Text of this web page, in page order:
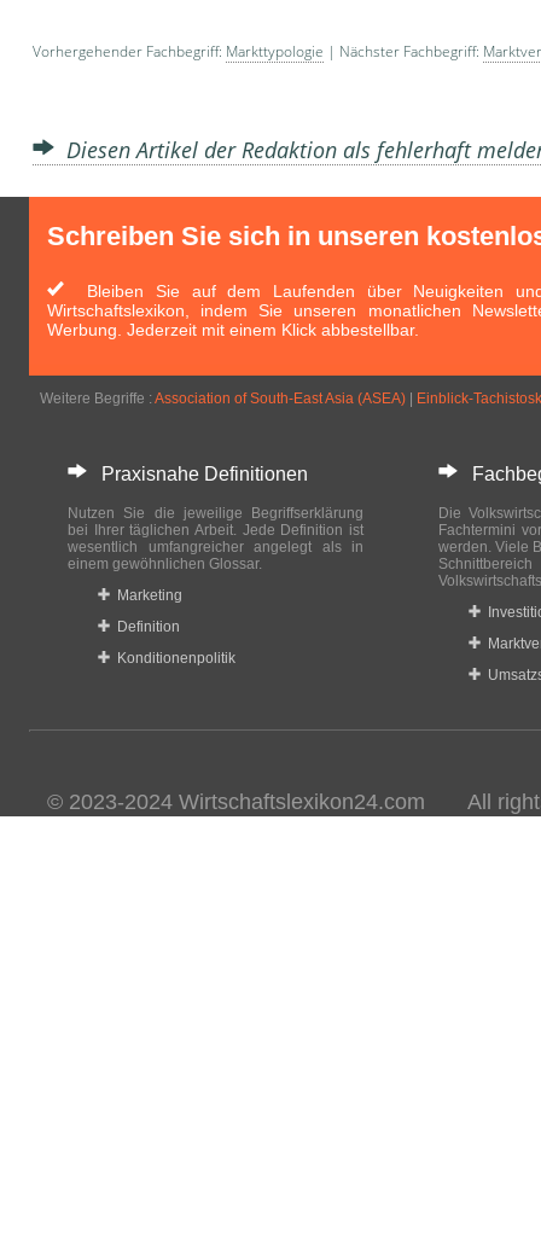
Vorhergehender Fachbegriff: Markttypologie | Nächster Fachbegriff:
Diesen Artikel der Redaktion als fehlerhaft
Schreiben Sie sich in unseren
Bleiben Sie auf dem Laufenden über Neuigkeiten
Wirtschaftslexikon, indem Sie unseren monatlichen
Werbung. Jederzeit mit einem Klick abbestellbar.
Weitere Begriffe : Association of South-East Asia (ASEA) Einblick-
Praxisnahe Definitionen
Nutzen Sie die jeweilige Begriffserklärung
bei Ihrer täglichen Arbeit. Jede Definition ist
wesentlich umfangreicher angelegt als in
einem gewöhnlichen Glossar.
Marketing
Definition
Konditionenpolitik
Die
Fachtermini
werden. Viele
© 2023-2024 Wirtschaftslexikon24.com All